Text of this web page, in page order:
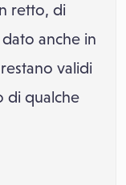
retto, di
anche in
validi
di qualche